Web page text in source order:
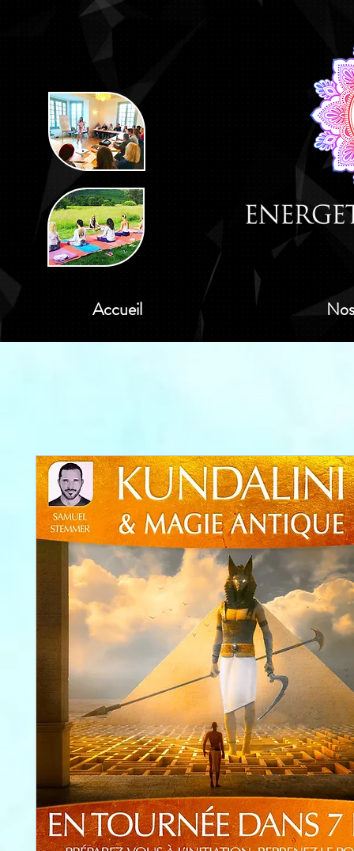
Accueil